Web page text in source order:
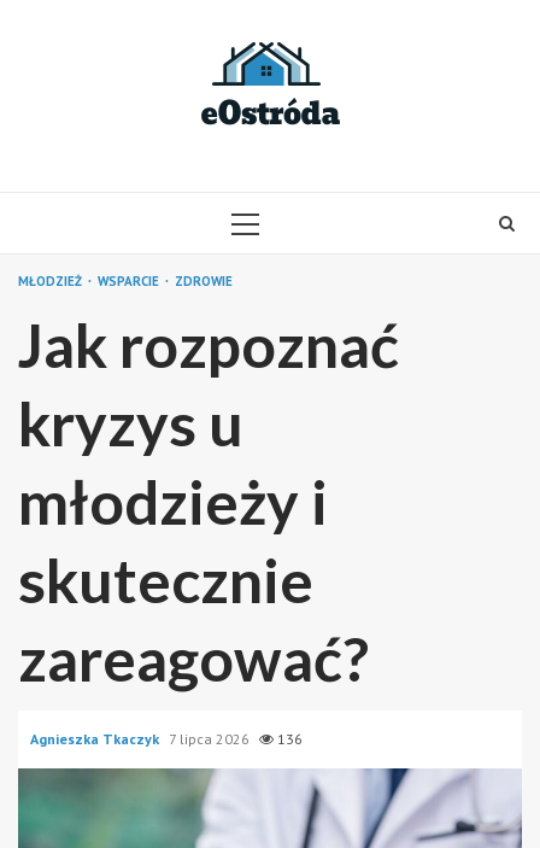
PRIMARY
MŁODZIEŻ WSPARCIE ZDROWIE
Jak rozpoznać
kryzys u
młodzieży i
skutecznie
zareagować?
Agnieszka Tkaczyk 7 lipca 2026 136